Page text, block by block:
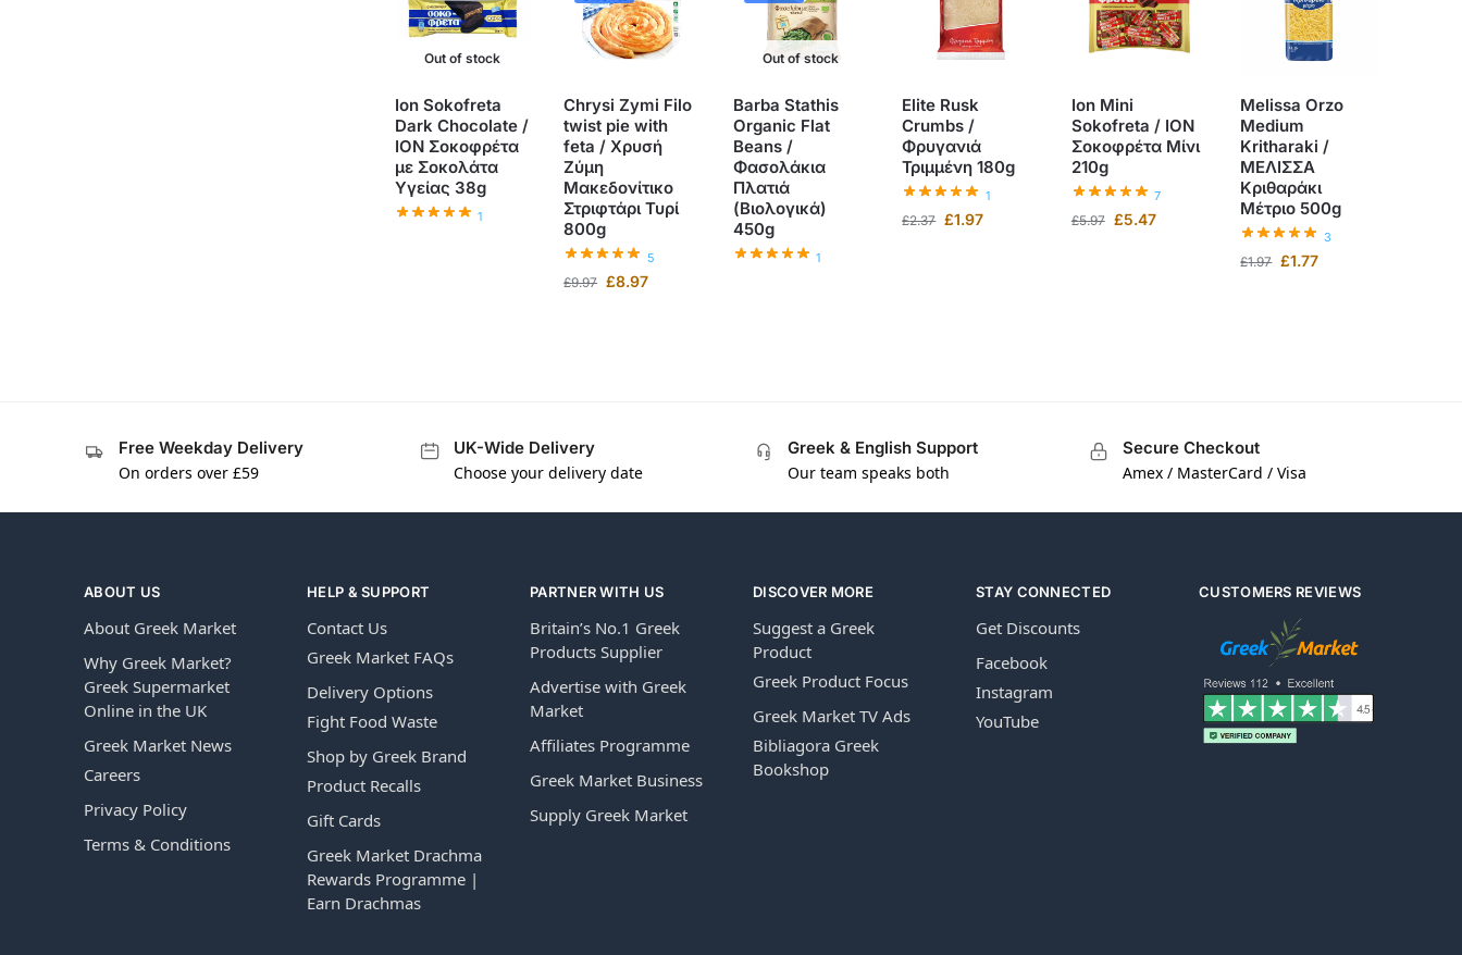
Out of stock
Ion Sokofreta
Dark Chocolate /
ΙΟΝ Σοκοφρέτα
με Σοκολάτα
Υγείας 38g
1
Chrysi Zymi Filo
twist pie with
feta / Χρυσή
Ζύμη
Μακεδονίτικο
Στριφτάρι Τυρί
800g
5
£9.97 £8.97
Out of stock
Barba Stathis
Organic Flat
Beans /
Φασολάκια
Πλατιά
(Βιολογικά)
450g
1
Elite Rusk
Crumbs /
Φρυγανιά
Τριμμένη 180g
1
£2.37 £1.97
Ion Mini
Sokofreta / ΙΟΝ
Σοκοφρέτα Μίνι
210g
7
£5.97 £5.47
Melissa Orzo
Medium
Kritharaki /
ΜΕΛΙΣΣΑ
Κριθαράκι
Μέτριο 500g
3
£1.97 £1.77
Free Weekday Delivery
On orders over £59
UK-Wide Delivery
Choose your delivery date
Greek & English Support
Our team speaks both
Secure Checkout
Amex / MasterCard / Visa
ABOUT US
About Greek Market
Why Greek Market?
Greek Supermarket
Online in the UK
Greek Market News
Careers
Privacy Policy
Terms & Conditions
HELP & SUPPORT
Contact Us
Greek Market FAQs
Delivery Options
Fight Food Waste
Shop by Greek Brand
Product Recalls
Gift Cards
Greek Market Drachma
Rewards Programme |
Earn Drachmas
PARTNER WITH US
Britain’s No.1 Greek
Products Supplier
Advertise with Greek
Market
Affiliates Programme
Greek Market Business
Supply Greek Market
DISCOVER MORE
Suggest a Greek
Product
Greek Product Focus
Greek Market TV Ads
Bibliagora Greek
Bookshop
STAY CONNECTED
Get Discounts
Facebook
Instagram
YouTube
CUSTOMERS REVIEWS